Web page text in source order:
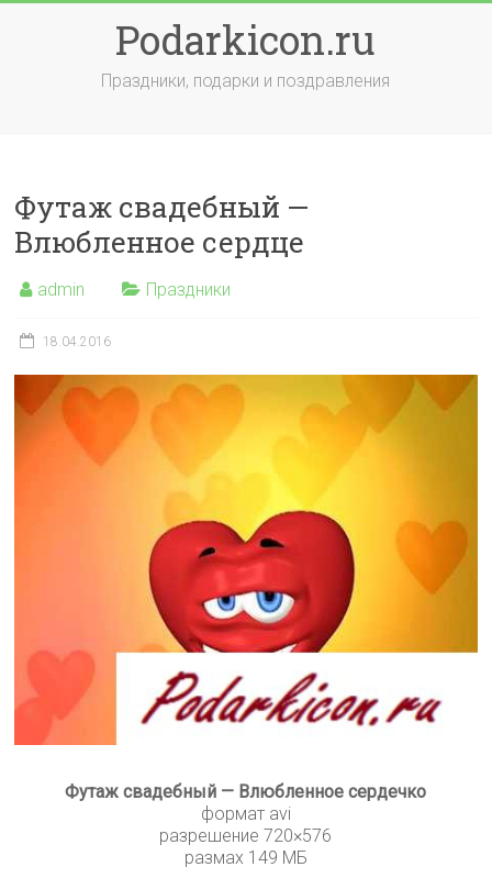
Podarkicon.ru
Праздники, подарки и поздравления
Футаж свадебный —
Влюбленное сердце
admin Праздники
18.04.2016
Футаж свадебный — Влюбленное сердечко
формат avi
разрешение 720×576
размах 149 МБ